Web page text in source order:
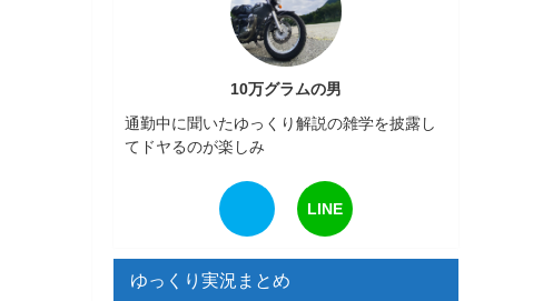
10万グラムの男
通勤中に聞いたゆっくり解説の雑学を披露し
てドヤるのが楽しみ
LINE
ゆっくり実況まとめ